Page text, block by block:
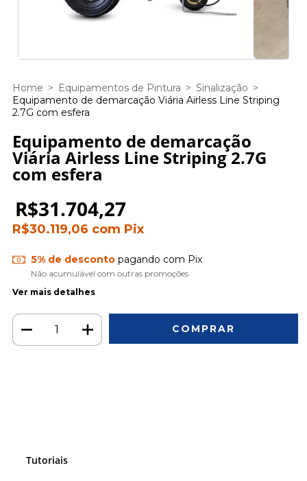
Home > Equipamentos de Pintura > Sinalização >
Equipamento de demarcação Viária Airless Line Striping
2.7G com esfera
Equipamento de demarcação
Viária Airless Line Striping 2.7G
com esfera
R$31.704,27
R$30.119,06 com Pix
5% de descontopagando com Pix
Não acumulável com outras promoções
Ver mais detalhes
Tutoriais